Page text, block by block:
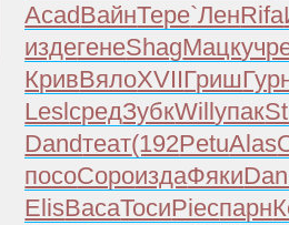
AcadВайнТере`ЛенRifa
издегенеShagМацк
КривВялоXVIIГриш
LeslсредЗубкWillупак
Dandтеат(192PetuAlas
посоСороиздаФяки
ElisВасаТосиPiecпарн